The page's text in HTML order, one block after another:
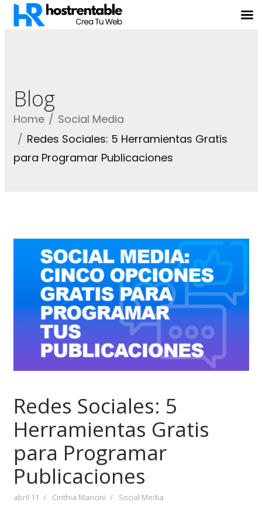
Blog
Home
Social Media
Redes Sociales: 5 Herramientas Gratis
para Programar Publicaciones
Redes Sociales: 5
Herramientas Gratis
para Programar
Publicaciones
abril 11 Cinthia Mancini Social Media